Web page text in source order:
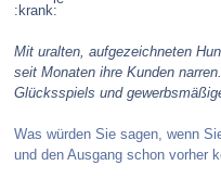
:krank:
Mit uralten, aufgezeichneten
seit Monaten ihre Kunden
Glücksspiels und
Was würden Sie sagen, wenn
und den Ausgang schon vorher